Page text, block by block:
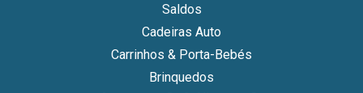
Saldos
Cadeiras Auto
Carrinhos & Porta-Bebés
Brinquedos